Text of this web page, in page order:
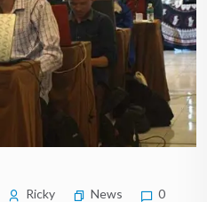
Ricky News 0